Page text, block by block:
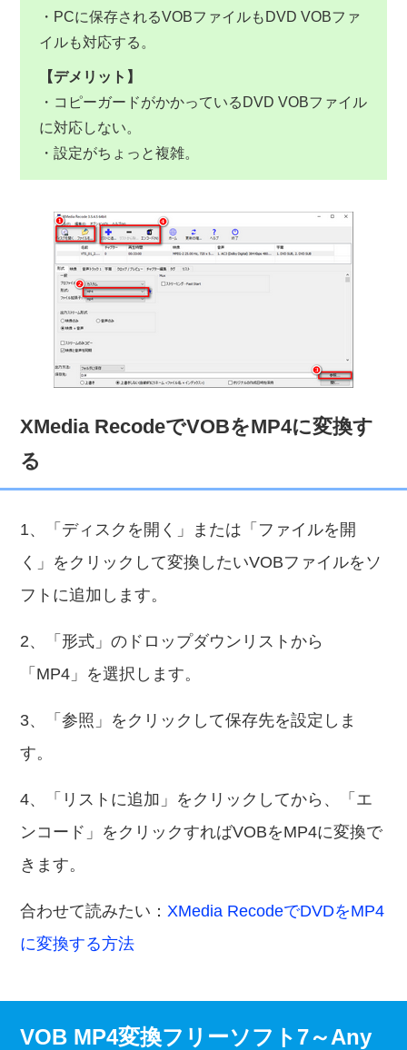
・PCに保存されるVOBファイルもDVD VOBファ
イルも対応する。
【デメリット】
・コピーガードがかかっているDVD VOBファイル
に対応しない。
・設定がちょっと複雑。
XMedia RecodeでVOBをMP4に変換す
る
1、「ディスクを開く」または「ファイルを開
く」をクリックして変換したいVOBファイルをソ
フトに追加します。
2、「形式」のドロップダウンリストから
「MP4」を選択します。
3、「参照」をクリックして保存先を設定しま
す。
4、「リストに追加」をクリックしてから、「エ
ンコード」をクリックすればVOBをMP4に変換で
きます。
合わせて読みたい：XMedia RecodeでDVDをMP4
に変換する方法
VOB MP4変換フリーソフト7～Any